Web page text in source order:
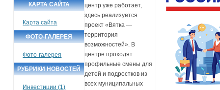
КАРТА САЙТА
Карта сайта
ФОТО-ГАЛЕРЕЯ
Фото-галерея
РУБРИКИ НОВОСТЕЙ
Инвестиции (1)
центр уже работает,
здесь реализуется
проект «Вятка —
территория
возможностей». В
центре проходят
профильные смены для
детей и подростков из
всех муниципальных